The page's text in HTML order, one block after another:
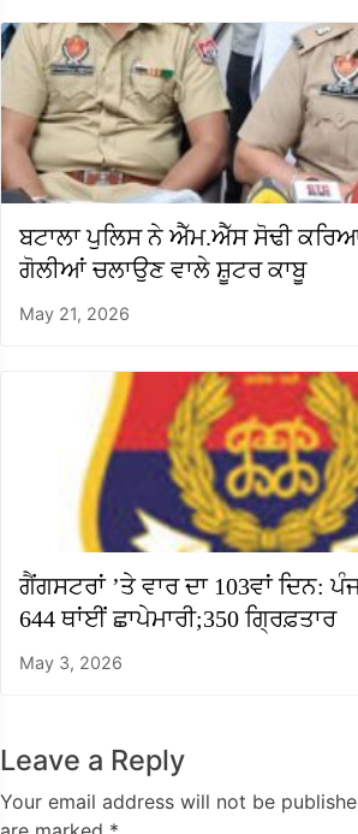
ਬਟਾਲਾ ਪੁਲਿਸ ਨੇ ਐੱਮ.ਐੱਸ ਸੋਢੀ
ਗੋਲੀਆਂ ਚਲਾਉਣ ਵਾਲੇ ਸ਼ੂਟਰ ਕਾਬੂ
May 21, 2026
ਗੈਂਗਸਟਰਾਂ ’ਤੇ ਵਾਰ ਦਾ 103ਵਾਂ ਦਿਨ:
644 ਥਾਂਈਂ ਛਾਪੇਮਾਰੀ;350 ਗ੍ਰਿਫ਼ਤਾਰ
May 3, 2026
Leave a Reply
Your email address will not be